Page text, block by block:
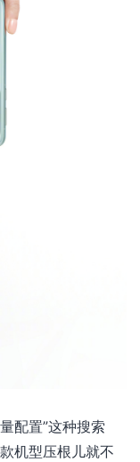
配置”这种搜索
机型压根儿就不